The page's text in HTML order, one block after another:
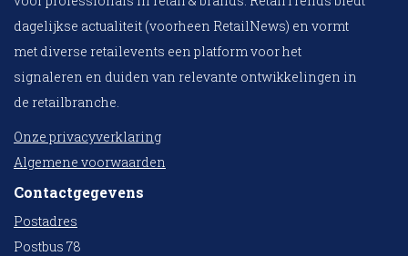
dagelijkse actualiteit (voorheen RetailNews) en vormt
met diverse retailevents een platform voor het
signaleren en duiden van relevante ontwikkelingen in
de retailbranche.
Onze privacyverklaring
Algemene voorwaarden
Contactgegevens
Postadres
Postbus 78